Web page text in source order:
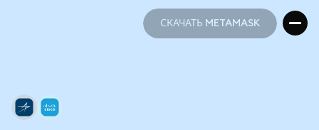
СКАЧАТЬ METAMASK